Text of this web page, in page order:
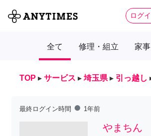
ログ
全て 修理・組立 家事
TOP ▸ サービス ▸ 埼玉県 ▸ 引っ越し
最終ログイン時間 fiber_manual_record 1年前
やまちん